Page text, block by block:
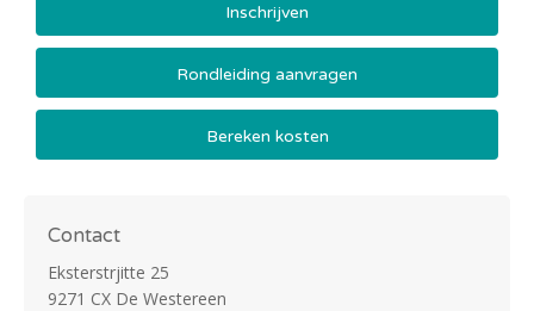
Inschrijven
Rondleiding aanvragen
Bereken kosten
Contact
Eksterstrjitte 25
9271 CX De Westereen